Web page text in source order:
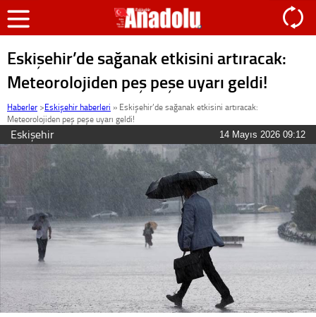
Eskişehir’de sağanak etkisini artıracak:
Meteorolojiden peş peşe uyarı geldi!
Haberler >Eskişehir haberleri » Eskişehir’de sağanak etkisini artıracak:
Meteorolojiden peş peşe uyarı geldi!
Eskişehir 14 Mayıs 2026 09:12